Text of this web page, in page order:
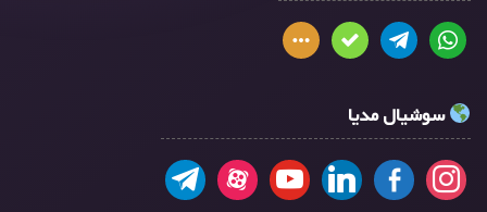
سوشیال مدیا